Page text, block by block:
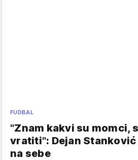
FUDBAL
"Znam kakvi su momci,
vratiti": Dejan Stanković
na sebe